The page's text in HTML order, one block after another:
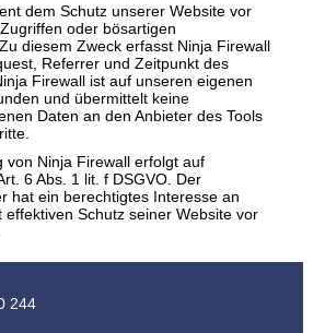
dem Schutz unserer Website vor
oder bösartigen
diesem Zweck erfasst Ninja Firewall
Referrer und Zeitpunkt des
Firewall ist auf unseren eigenen
und übermittelt keine
Daten an den Anbieter des Tools
von Ninja Firewall erfolgt auf
6 Abs. 1 lit. f DSGVO. Der
hat ein berechtigtes Interesse an
effektiven Schutz seiner Website vor
244